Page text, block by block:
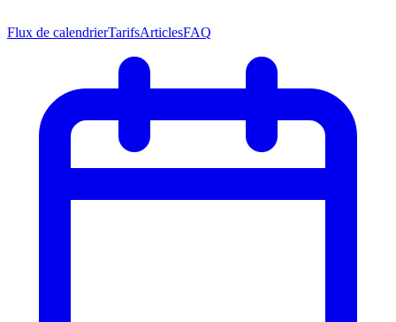
Flux de calendrierTarifsArticlesFAQ